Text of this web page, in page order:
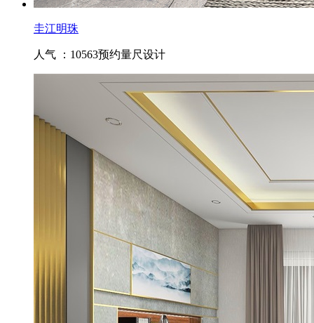
圭江明珠
人气 ：10563预约量尺设计